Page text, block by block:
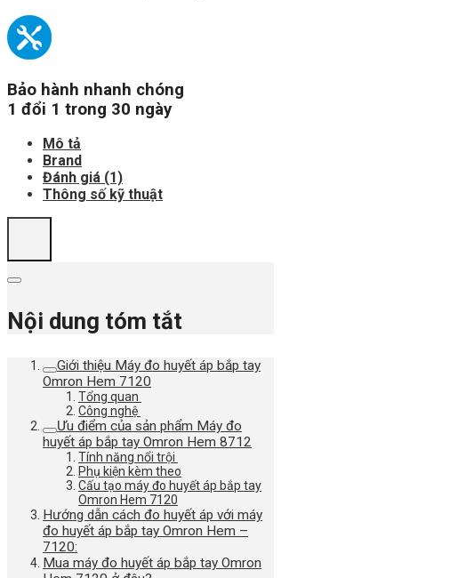
Bảo hành nhanh chóng
1 đổi 1 trong 30 ngày
Mô tả
Brand
Đánh giá (1)
Thông số kỹ thuật
Nội dung tóm tắt
Giới thiệu Máy đo huyết áp bắp tay
Omron Hem 7120
Tổng quan
Công nghệ
Ưu điểm của sản phẩm Máy đo
huyết áp bắp tay Omron Hem 8712
Tính năng nổi trội
Phụ kiện kèm theo
Cấu tạo máy đo huyết áp bắp tay
Omron Hem 7120
Hướng dẫn cách đo huyết áp với máy
đo huyết áp bắp tay Omron Hem –
7120:
Mua máy đo huyết áp bắp tay Omron